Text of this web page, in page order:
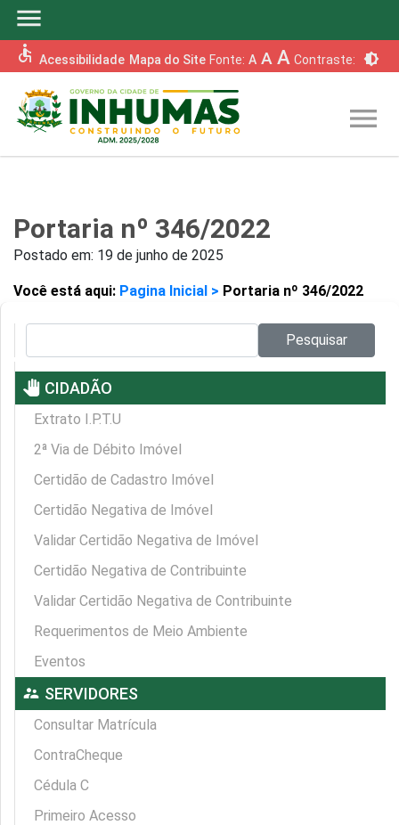
menu
accessible Acessibilidade Mapa do Site Fonte: A A A Contraste: brightness_6
menu
Portaria nº 346/2022
Postado em: 19 de junho de 2025
Você está aqui: Pagina Inicial > Portaria nº 346/2022
Pesquisar
pan_tool CIDADÃO
Extrato I.P.T.U
2ª Via de Débito Imóvel
Certidão de Cadastro Imóvel
Certidão Negativa de Imóvel
Validar Certidão Negativa de Imóvel
Certidão Negativa de Contribuinte
Validar Certidão Negativa de Contribuinte
Requerimentos de Meio Ambiente
Eventos
supervisor_account SERVIDORES
Consultar Matrícula
ContraCheque
Cédula C
Primeiro Acesso